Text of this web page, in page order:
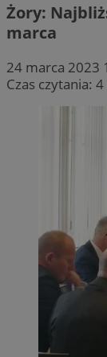
Żory:
marca
24 marca 2023
Czas czytania: